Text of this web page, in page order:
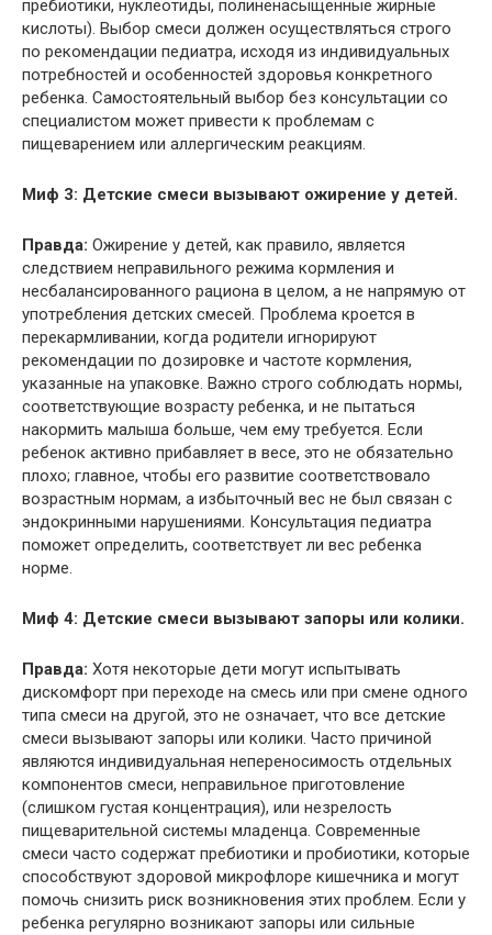
пребиотики, нуклеотиды, полиненасыщенные жирные
кислоты). Выбор смеси должен осуществляться строго
по рекомендации педиатра, исходя из индивидуальных
потребностей и особенностей здоровья конкретного
ребенка. Самостоятельный выбор без консультации со
специалистом может привести к проблемам с
пищеварением или аллергическим реакциям.
Миф 3: Детские смеси вызывают ожирение у детей.
Правда: Ожирение у детей, как правило, является
следствием неправильного режима кормления и
несбалансированного рациона в целом, а не напрямую от
употребления детских смесей. Проблема кроется в
перекармливании, когда родители игнорируют
рекомендации по дозировке и частоте кормления,
указанные на упаковке. Важно строго соблюдать нормы,
соответствующие возрасту ребенка, и не пытаться
накормить малыша больше, чем ему требуется. Если
ребенок активно прибавляет в весе, это не обязательно
плохо; главное, чтобы его развитие соответствовало
возрастным нормам, а избыточный вес не был связан с
эндокринными нарушениями. Консультация педиатра
поможет определить, соответствует ли вес ребенка
норме.
Миф 4: Детские смеси вызывают запоры или колики.
Правда: Хотя некоторые дети могут испытывать
дискомфорт при переходе на смесь или при смене одного
типа смеси на другой, это не означает, что все детские
смеси вызывают запоры или колики. Часто причиной
являются индивидуальная непереносимость отдельных
компонентов смеси, неправильное приготовление
(слишком густая концентрация), или незрелость
пищеварительной системы младенца. Современные
смеси часто содержат пребиотики и пробиотики, которые
способствуют здоровой микрофлоре кишечника и могут
помочь снизить риск возникновения этих проблем. Если у
ребенка регулярно возникают запоры или сильные